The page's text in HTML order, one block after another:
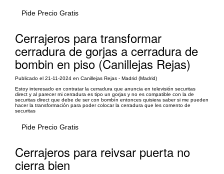
Pide Precio Gratis
Cerrajeros para transformar
cerradura de gorjas a cerradura de
bombin en piso (Canillejas Rejas)
Publicado el 21-11-2024 en Canillejas Rejas - Madrid (Madrid)
Estoy interesado en contratar la cerradura que anuncia en televisión securitas
direct y al parecer mi cerradura es tipo un gorjas y no es compatible con la de
securitas direct que debe de ser con bombín entonces quisiera saber si me pueden
hacer la transformación para poder colocar la cerradura que les comento de
securitas
Pide Precio Gratis
Cerrajeros para reivsar puerta no
cierra bien